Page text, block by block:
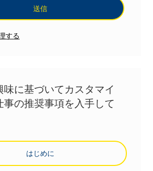
送信
する
味に基づいてカスタマイ
事の推奨事項を入手して
はじめに